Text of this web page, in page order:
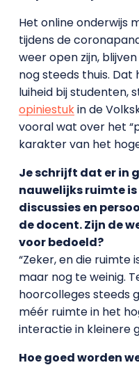
Het online onderwijs
tijdens de
weer open zijn,
nog steeds thuis.
luiheid bij studenten,
opiniestukin de
vooral wat over het
karakter van het
Je schrijft dat er in
nauwelijks ruimte
discussies en
de docent. Zijn de
voor bedoeld?
“Zeker, en die ruimte
maar nog te weinig.
hoorcolleges steeds
méér ruimte in het
interactie in kleinere
Hoe goed worden